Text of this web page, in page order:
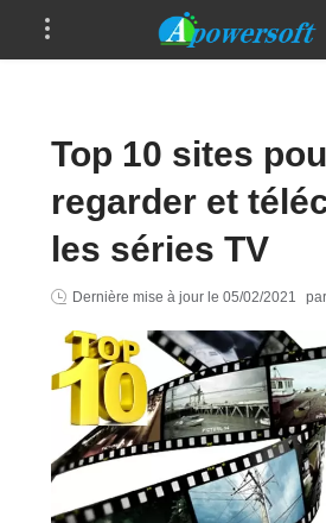
Top 10 sites
regarder et
les séries TV
Dernière mise à jour le 05/02/2021 par